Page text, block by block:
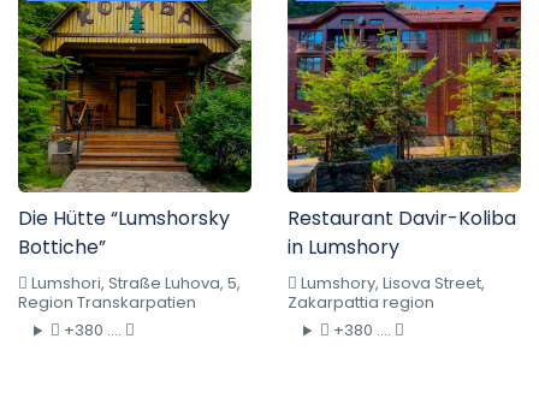
Die Hütte “Lumshorsky
Bottiche”
Lumshori, Straße Luhova, 5,
Region Transkarpatien
+380 ....
Restaurant Davir-Koliba
in Lumshory
Lumshory, Lisova Street,
Zakarpattia region
+380 ....